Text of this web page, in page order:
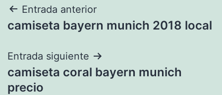
Navegación
de
entradas
Entrada anterior
camiseta bayern munich 2018 local
Entrada siguiente
camiseta coral bayern munich
precio